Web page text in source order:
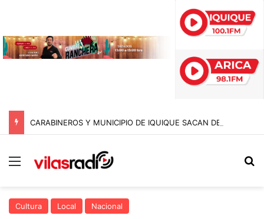
Menú
Cultura Local Nacional